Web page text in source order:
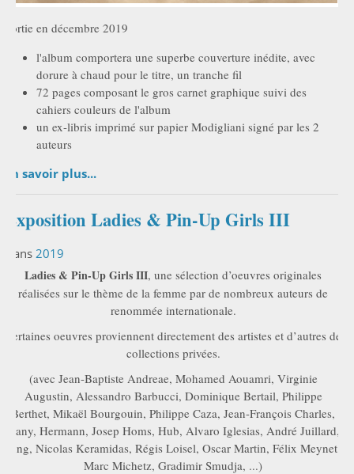
Sortie en décembre 2019
l'album comportera une superbe couverture inédite, avec
dorure à chaud pour le titre, un tranche fil
72 pages composant le gros carnet graphique suivi des
cahiers couleurs de l'album
un ex-libris imprimé sur papier Modigliani signé par les 2
auteurs
En savoir plus...
Exposition Ladies & Pin-Up Girls III
Dans 2019
Ladies & Pin-Up Girls III, une sélection d’oeuvres originales
réalisées sur le thème de la femme par de nombreux auteurs de
renommée internationale.
Certaines oeuvres proviennent directement des artistes et d’autres de
collections privées.
(avec Jean-Baptiste Andreae, Mohamed Aouamri, Virginie
Augustin, Alessandro Barbucci, Dominique Bertail, Philippe
Berthet, Mikaël Bourgouin, Philippe Caza, Jean-François Charles,
Dany, Hermann, Josep Homs, Hub, Alvaro Iglesias, André Juillard,
Jung, Nicolas Keramidas, Régis Loisel, Oscar Martin, Félix Meynet,
Marc Michetz, Gradimir Smudja, ...)